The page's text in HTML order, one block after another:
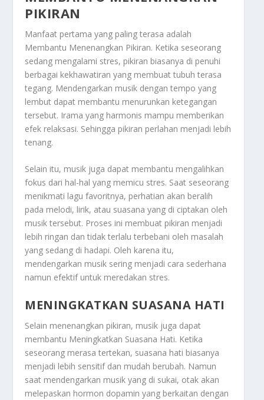
PIKIRAN
Manfaat pertama yang paling terasa adalah
Membantu Menenangkan Pikiran. Ketika seseorang
sedang mengalami stres, pikiran biasanya di penuhi
berbagai kekhawatiran yang membuat tubuh terasa
tegang. Mendengarkan musik dengan tempo yang
lembut dapat membantu menurunkan ketegangan
tersebut. Irama yang harmonis mampu memberikan
efek relaksasi. Sehingga pikiran perlahan menjadi lebih
tenang.
Selain itu, musik juga dapat membantu mengalihkan
fokus dari hal-hal yang memicu stres. Saat seseorang
menikmati lagu favoritnya, perhatian akan beralih
pada melodi, lirik, atau suasana yang di ciptakan oleh
musik tersebut. Proses ini membuat pikiran menjadi
lebih ringan dan tidak terlalu terbebani oleh masalah
yang sedang di hadapi. Oleh karena itu,
mendengarkan musik sering menjadi cara sederhana
namun efektif untuk meredakan stres.
MENINGKATKAN SUASANA HATI
Selain menenangkan pikiran, musik juga dapat
membantu Meningkatkan Suasana Hati. Ketika
seseorang merasa tertekan, suasana hati biasanya
menjadi lebih sensitif dan mudah berubah. Namun
saat mendengarkan musik yang di sukai, otak akan
melepaskan hormon dopamin yang berkaitan dengan